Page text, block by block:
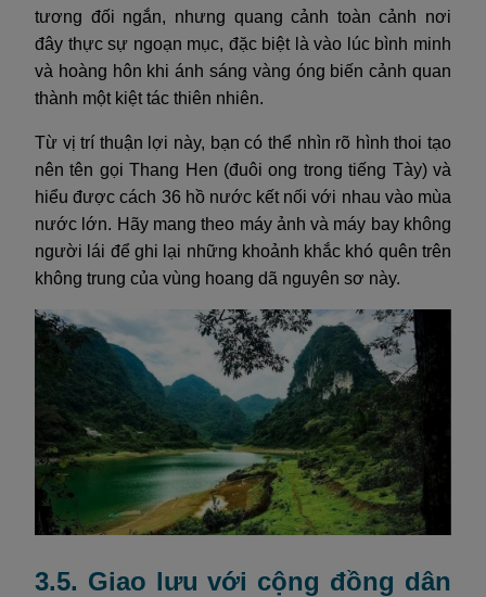
tương đối ngắn, nhưng quang cảnh toàn cảnh nơi
đây thực sự ngoạn mục, đặc biệt là vào lúc bình minh
và hoàng hôn khi ánh sáng vàng óng biến cảnh quan
thành một kiệt tác thiên nhiên.
Từ vị trí thuận lợi này, bạn có thể nhìn rõ hình thoi tạo
nên tên gọi Thang Hen (đuôi ong trong tiếng Tày) và
hiểu được cách 36 hồ nước kết nối với nhau vào mùa
nước lớn. Hãy mang theo máy ảnh và máy bay không
người lái để ghi lại những khoảnh khắc khó quên trên
không trung của vùng hoang dã nguyên sơ này.
3.5. Giao lưu với cộng đồng dân